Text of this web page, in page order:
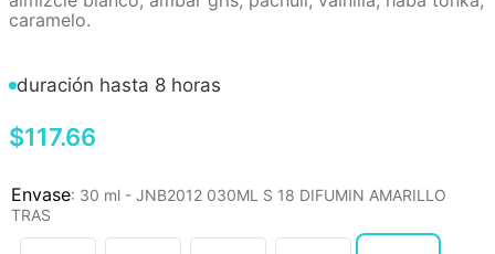
caramelo.
duración hasta 8 horas
$117.66
: 30 ml - JNB2012 030ML S 18 DIFUMIN AMARILLO
TRAS